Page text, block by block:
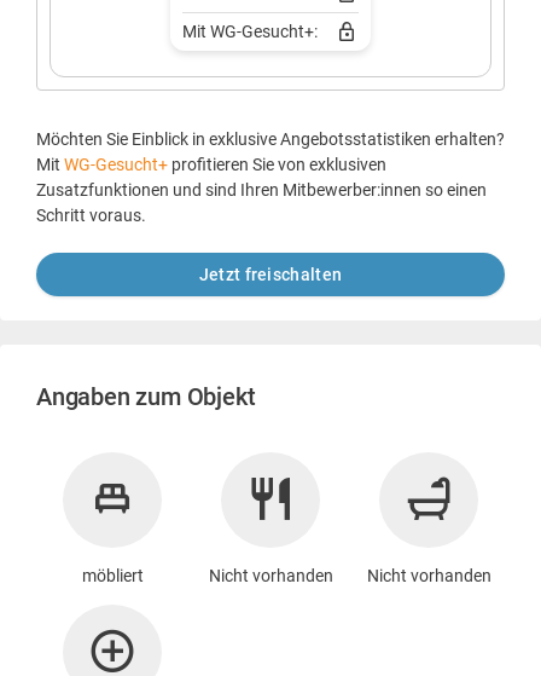
Mit WG-Gesucht+:
Möchten Sie Einblick in exklusive Angebotsstatistiken erhalten?
Mit WG-Gesucht+ profitieren Sie von exklusiven
Zusatzfunktionen und sind Ihren Mitbewerber:innen so einen
Schritt voraus.
Jetzt freischalten
Angaben zum Objekt
möbliert Nicht vorhanden Nicht vorhanden